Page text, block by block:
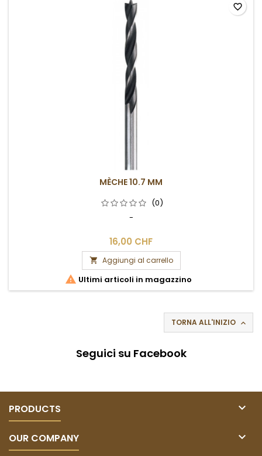
MÈCHE 10.7 MM
(0)
-
16,00 CHF
 Aggiungi al carrello
 Ultimi articoli in magazzino
favorite_border
TORNA ALL'INIZIO 
Seguici su Facebook
PRODUCTS 
OUR COMPANY 